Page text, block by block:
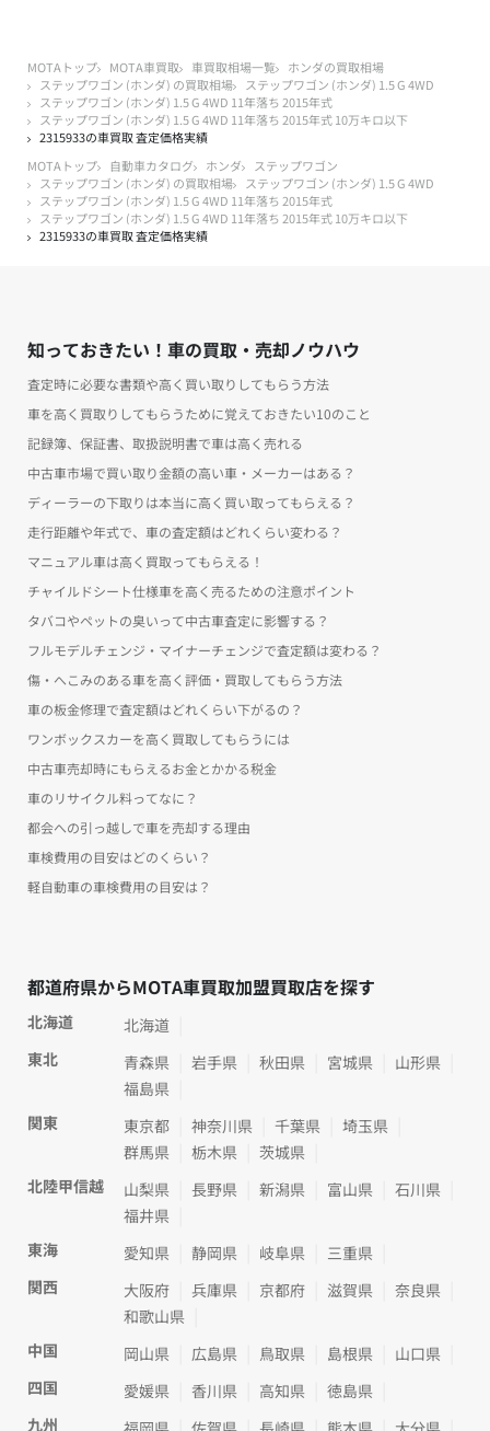
MOTAトップ MOTA車買取 車買取相場一覧
ホンダの買取相場
ステップワゴン (ホンダ) の買取相場
ステップワゴン (ホンダ) 1.5 G 4WD
ステップワゴン (ホンダ) 1.5 G 4WD 11年落ち 2015年式
ステップワゴン (ホンダ) 1.5 G 4WD 11年落ち 2015年式 10万キロ以下
2315933の車買取 査定価格実績
MOTAトップ
自動車カタログ ホンダ
ステップワゴン
ステップワゴン (ホンダ) の買取相場
ステップワゴン (ホンダ) 1.5 G 4WD
ステップワゴン (ホンダ) 1.5 G 4WD 11年落ち 2015年式
ステップワゴン (ホンダ) 1.5 G 4WD 11年落ち 2015年式 10万キロ以下
2315933の車買取 査定価格実績
知っておきたい！車の買取・売却ノウハウ
査定時に必要な書類や高く買い取りしてもらう方法
車を高く買取りしてもらうために覚えておきたい10のこと
記録簿、保証書、取扱説明書で車は高く売れる
中古車市場で買い取り金額の高い車・メーカーはある？
ディーラーの下取りは本当に高く買い取ってもらえる？
走行距離や年式で、車の査定額はどれくらい変わる？
マニュアル車は高く買取ってもらえる！
チャイルドシート仕様車を高く売るための注意ポイント
タバコやペットの臭いって中古車査定に影響する？
フルモデルチェンジ・マイナーチェンジで査定額は変わる？
傷・へこみのある車を高く評価・買取してもらう方法
車の板金修理で査定額はどれくらい下がるの？
ワンボックスカーを高く買取してもらうには
中古車売却時にもらえるお金とかかる税金
車のリサイクル料ってなに？
都会への引っ越しで車を売却する理由
車検費用の目安はどのくらい？
軽自動車の車検費用の目安は？
都道府県からMOTA車買取加盟買取店を探す
北海道
北海道
東北
青森県 岩手県 秋田県 宮城県
山形県
福島県
関東
東京都 神奈川県 千葉県
埼玉県
群馬県
栃木県
茨城県
北陸甲信越
山梨県 長野県 新潟県 富山県
石川県
福井県
東海
愛知県 静岡県 岐阜県
三重県
関西
大阪府 兵庫県 京都府 滋賀県
奈良県
和歌山県
中国
岡山県 広島県 鳥取県 島根県
山口県
四国
愛媛県 香川県 高知県
徳島県
九州